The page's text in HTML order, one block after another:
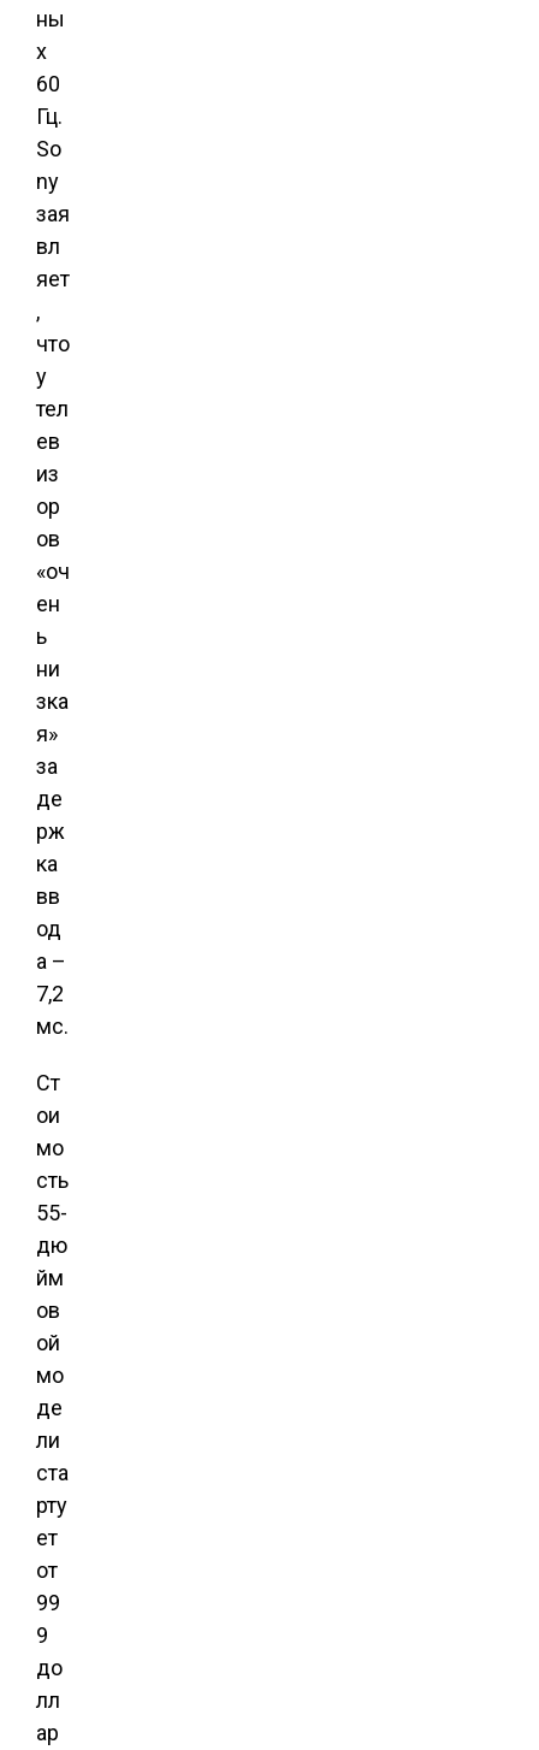
ны
х
60
Гц.
So
ny
зая
вл
яет
,
что
у
тел
ев
из
ор
ов
«оч
ен
ь
ни
зка
я»
за
де
рж
ка
вв
од
а –
7,2
мс.
Ст
ои
мо
сть
55-
дю
йм
ов
ой
мо
де
ли
ста
рту
ет
от
99
9
до
лл
ар